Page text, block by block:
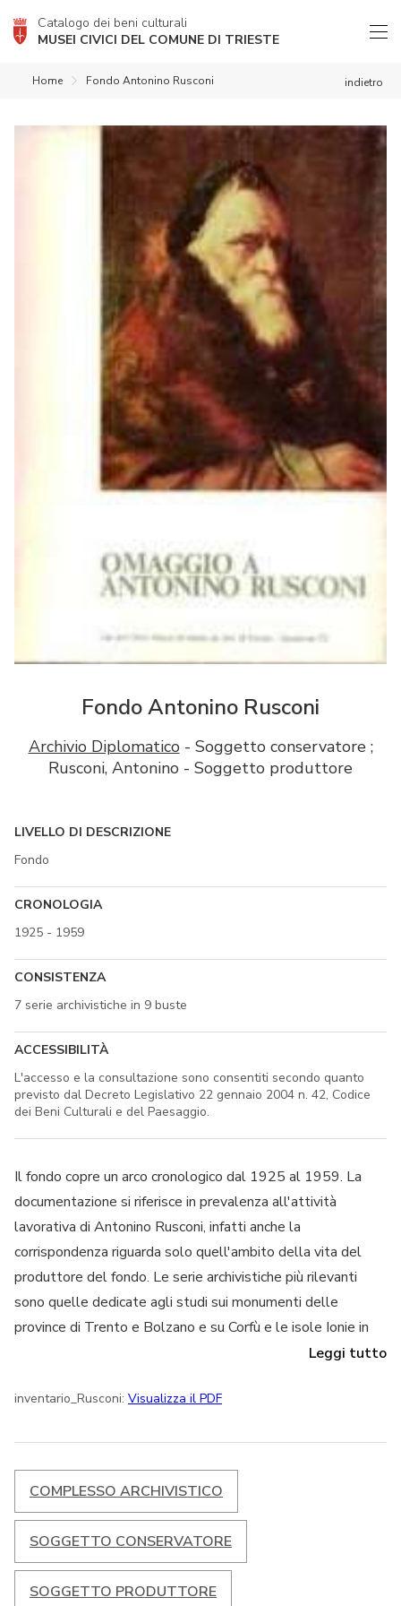
Catalogo dei beni culturali
MUSEI CIVICI DEL COMUNE DI TRIESTE
indietro
Home Fondo Antonino Rusconi
Fondo Antonino Rusconi
Archivio Diplomatico- Soggetto conservatore ;
Rusconi, Antonino - Soggetto produttore
LIVELLO DI DESCRIZIONE
Fondo
CRONOLOGIA
1925 - 1959
CONSISTENZA
7 serie archivistiche in 9 buste
ACCESSIBILITÀ
L'accesso e la consultazione sono consentiti secondo quanto
previsto dal Decreto Legislativo 22 gennaio 2004 n. 42, Codice
dei Beni Culturali e del Paesaggio.
Il fondo copre un arco cronologico dal 1925 al 1959. La
documentazione si riferisce in prevalenza all'attività
lavorativa di Antonino Rusconi, infatti anche la
corrispondenza riguarda solo quell'ambito della vita del
produttore del fondo. Le serie archivistiche più rilevanti
sono quelle dedicate agli studi sui monumenti delle
province di Trento e Bolzano e su Corfù e le isole Ionie in
generale. Da non trascurare, sempre nell'ambito degli
documentano i suoi studi e i suoi interessi. Di notevole
pubblicazioni. Alcuni documenti di difficile collocazione sono
Leggi tutto
inventario_Rusconi: Visualizza il PDF
COMPLESSO ARCHIVISTICO
SOGGETTO CONSERVATORE
SOGGETTO PRODUTTORE